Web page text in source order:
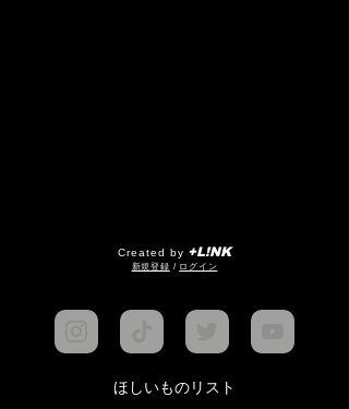
Created by +L!NK
​新規登録 / ログイン
ほしいものリスト